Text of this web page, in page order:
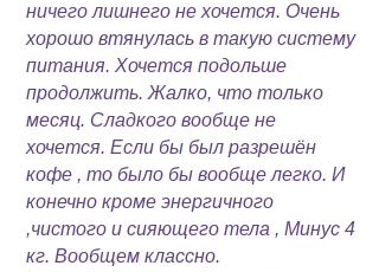
ничего лишнего не хочется. Очень
хорошо втянулась в такую систему
питания. Хочется подольше
продолжить. Жалко, что только
месяц. Сладкого вообще не
хочется. Если бы был разрешён
кофе , то было бы вообще легко. И
конечно кроме энергичного
,чистого и сияющего тела , Минус 4
кг. Вообщем классно.